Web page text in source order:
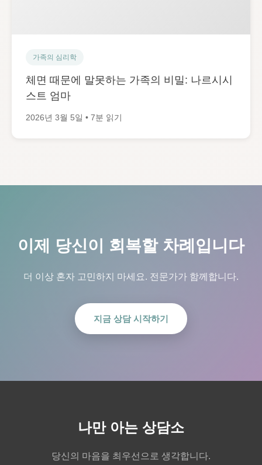
가족의 심리학
체면 때문에 말못하는 가족의 비밀: 나르시시
스트 엄마
2026년 3월 5일 • 7분 읽기
이제 당신이 회복할 차례입니다
더 이상 혼자 고민하지 마세요. 전문가가 함께합니다.
지금 상담 시작하기
나만 아는 상담소
당신의 마음을 최우선으로 생각합니다.